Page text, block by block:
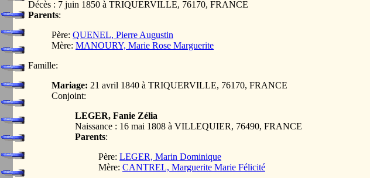
Décès : 7 juin 1850 à TRIQUERVILLE, 76170, FRANCE
Parents:
Père: QUENEL, Pierre Augustin
Mère: MANOURY, Marie Rose Marguerite
Famille:
Mariage: 21 avril 1840 à TRIQUERVILLE, 76170, FRANCE
Conjoint:
LEGER, Fanie Zélia
Naissance : 16 mai 1808 à VILLEQUIER, 76490, FRANCE
Parents:
Père: LEGER, Marin Dominique
Mère: CANTREL, Marguerite Marie Félicité